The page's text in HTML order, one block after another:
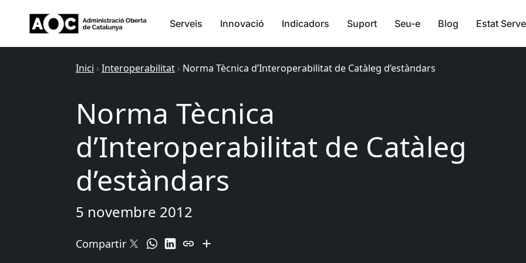
Serveis Innovació Indicadors Suport Seu-e Blog Estat
Inici › Interoperabilitat › Norma Tècnica d’Interoperabilitat de Catàleg d’estàndars
Norma Tècnica
d’Interoperabilitat de Catàleg
d’estàndars
5 novembre 2012
Compartir